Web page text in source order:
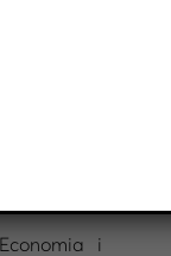
de
i